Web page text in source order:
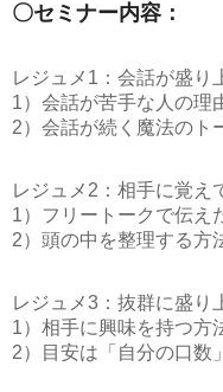
〇セミナー内容：
レジュメ1：会話が盛り
1）会話が苦手な人の理
2）会話が続く魔法のト
レジュメ2：相手に覚え
1）フリートークで伝え
2）頭の中を整理する方
レジュメ3：抜群に盛り
1）相手に興味を持つ方
2）目安は「自分の口数」